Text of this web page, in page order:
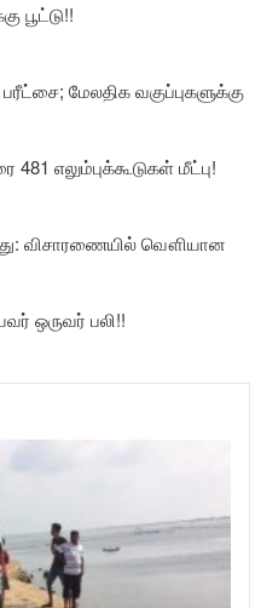
பூட்டு!!
மேலதிக வகுப்புகளுக்கு
எலும்புக்கூடுகள் மீட்பு!
விசாரணையில் வௌியான
ஒருவர் பலி!!